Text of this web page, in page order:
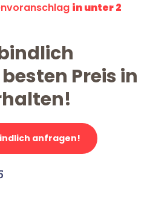
in unter 2
Preis in
anfragen!